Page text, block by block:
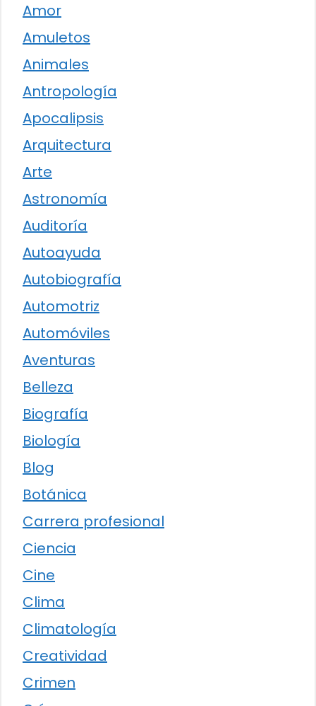
Amor
Amuletos
Animales
Antropología
Apocalipsis
Arquitectura
Arte
Astronomía
Auditoría
Autoayuda
Autobiografía
Automotriz
Automóviles
Aventuras
Belleza
Biografía
Biología
Blog
Botánica
Carrera profesional
Ciencia
Cine
Clima
Climatología
Creatividad
Crimen